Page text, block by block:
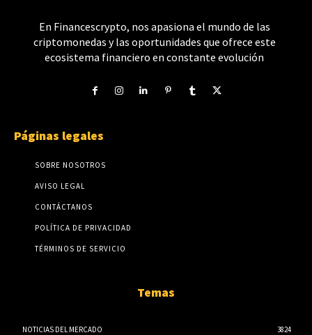
En Financescrypto, nos apasiona el mundo de las
criptomonedas y las oportunidades que ofrece este
ecosistema financiero en constante evolución
Páginas legales
SOBRE NOSOTROS
AVISO LEGAL
CONTÁCTANOS
POLÍTICA DE PRIVACIDAD
TÉRMINOS DE SERVICIO
Temas
NOTICIAS DEL MERCADO
3824